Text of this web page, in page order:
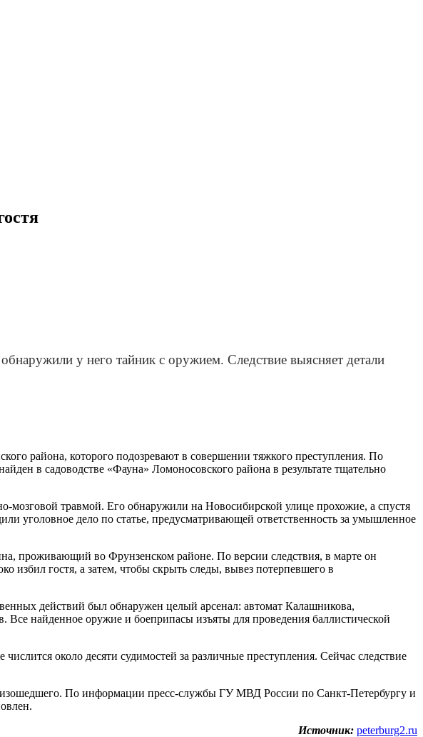
у него тайник с оружием. Следствие выясняет детали
района, которого подозревают в совершении тяжкого преступления. По
в садоводстве «Фауна» Ломоносовского района в результате тщательно
мозговой травмой. Его обнаружили на Новосибирской улице прохожие, а спустя
уголовное дело по статье, предусматривающей ответственность за умышленное
проживающий во Фрунзенском районе. По версии следствия, в марте он
избил гостя, а затем, чтобы скрыть следы, вывез потерпевшего в
действий был обнаружен целый арсенал: автомат Калашникова,
Все найденное оружие и боеприпасы изъяты для проведения баллистической
около десяти судимостей за различные преступления. Сейчас следствие
По информации пресс-службы ГУ МВД России по Санкт-Петербургу и
Источник: peterburg2.ru